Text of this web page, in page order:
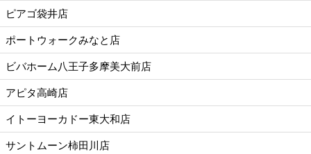
ピアゴ袋井店
ポートウォークみなと店
ビバホーム八王子多摩美大前店
アピタ高崎店
イトーヨーカドー東大和店
サントムーン柿田川店